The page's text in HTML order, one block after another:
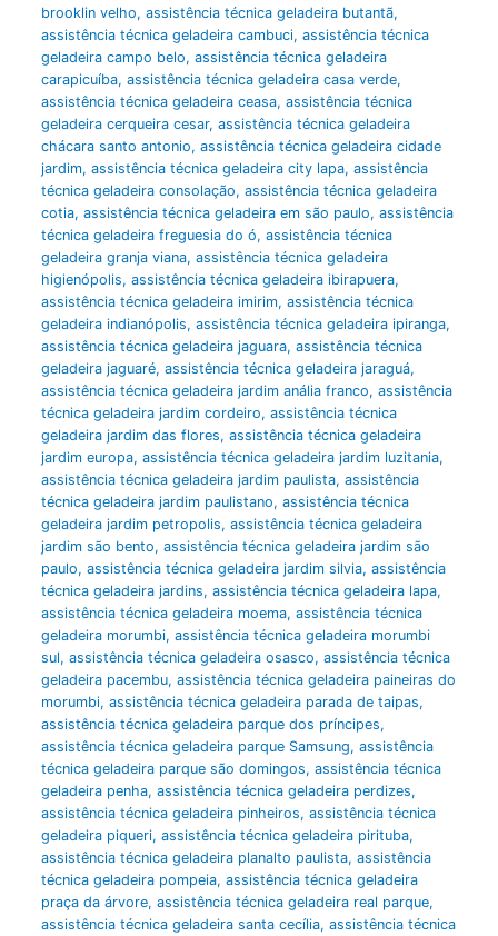
brooklin velho, assistência técnica geladeira butantã,
assistência técnica geladeira cambuci, assistência técnica
geladeira campo belo, assistência técnica geladeira
carapicuíba, assistência técnica geladeira casa verde,
assistência técnica geladeira ceasa, assistência técnica
geladeira cerqueira cesar, assistência técnica geladeira
chácara santo antonio, assistência técnica geladeira cidade
jardim, assistência técnica geladeira city lapa, assistência
técnica geladeira consolação, assistência técnica geladeira
cotia, assistência técnica geladeira em são paulo, assistência
técnica geladeira freguesia do ó, assistência técnica
geladeira granja viana, assistência técnica geladeira
higienópolis, assistência técnica geladeira ibirapuera,
assistência técnica geladeira imirim, assistência técnica
geladeira indianópolis, assistência técnica geladeira ipiranga,
assistência técnica geladeira jaguara, assistência técnica
geladeira jaguaré, assistência técnica geladeira jaraguá,
assistência técnica geladeira jardim anália franco, assistência
técnica geladeira jardim cordeiro, assistência técnica
geladeira jardim das flores, assistência técnica geladeira
jardim europa, assistência técnica geladeira jardim luzitania,
assistência técnica geladeira jardim paulista, assistência
técnica geladeira jardim paulistano, assistência técnica
geladeira jardim petropolis, assistência técnica geladeira
jardim são bento, assistência técnica geladeira jardim são
paulo, assistência técnica geladeira jardim silvia, assistência
técnica geladeira jardins, assistência técnica geladeira lapa,
assistência técnica geladeira moema, assistência técnica
geladeira morumbi, assistência técnica geladeira morumbi
sul, assistência técnica geladeira osasco, assistência técnica
geladeira pacembu, assistência técnica geladeira paineiras do
morumbi, assistência técnica geladeira parada de taipas,
assistência técnica geladeira parque dos príncipes,
assistência técnica geladeira parque Samsung, assistência
técnica geladeira parque são domingos, assistência técnica
geladeira penha, assistência técnica geladeira perdizes,
assistência técnica geladeira pinheiros, assistência técnica
geladeira piqueri, assistência técnica geladeira pirituba,
assistência técnica geladeira planalto paulista, assistência
técnica geladeira pompeia, assistência técnica geladeira
praça da árvore, assistência técnica geladeira real parque,
assistência técnica geladeira santa cecília, assistência técnica